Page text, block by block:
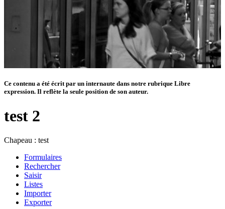
Ce contenu a été écrit par un internaute dans notre rubrique Libre
expression. Il reflète la seule position de son auteur.
test 2
Chapeau : test
Formulaires
Rechercher
Saisir
Listes
Importer
Exporter